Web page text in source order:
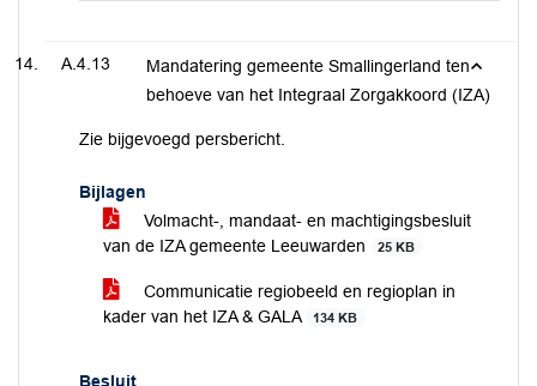
A.4.13
Mandatering gemeente Smallingerland ten
behoeve van het Integraal Zorgakkoord (IZA)
Zie bijgevoegd persbericht.
Bijlagen
Volmacht-, mandaat- en machtigingsbesluit
van de IZA gemeente Leeuwarden
25 KB
Communicatie regiobeeld en regioplan in
kader van het IZA & GALA
134 KB
Besluit